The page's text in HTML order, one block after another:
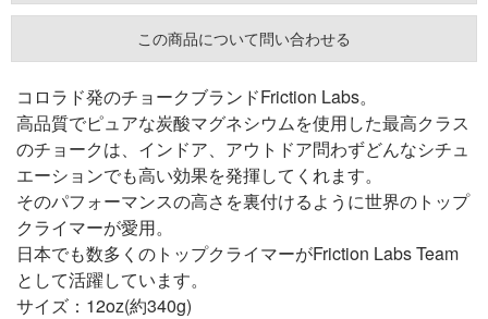
この商品について問い合わせる
コロラド発のチョークブランドFriction Labs。
高品質でピュアな炭酸マグネシウムを使用した最高クラス
のチョークは、インドア、アウトドア問わずどんなシチュ
エーションでも高い効果を発揮してくれます。
そのパフォーマンスの高さを裏付けるように世界のトップ
クライマーが愛用。
日本でも数多くのトップクライマーがFriction Labs Team
として活躍しています。
サイズ：12oz(約340g)